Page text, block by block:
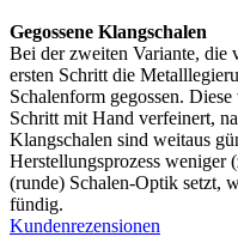
Gegossene Klangschalen
Bei der zweiten Variante,
ersten Schritt die
Schalenform gegossen.
Schritt mit Hand verfeinert,
Klangschalen sind weitaus
Herstellungsprozess weniger
(runde) Schalen-Optik setzt,
fündig.
Kundenrezensionen